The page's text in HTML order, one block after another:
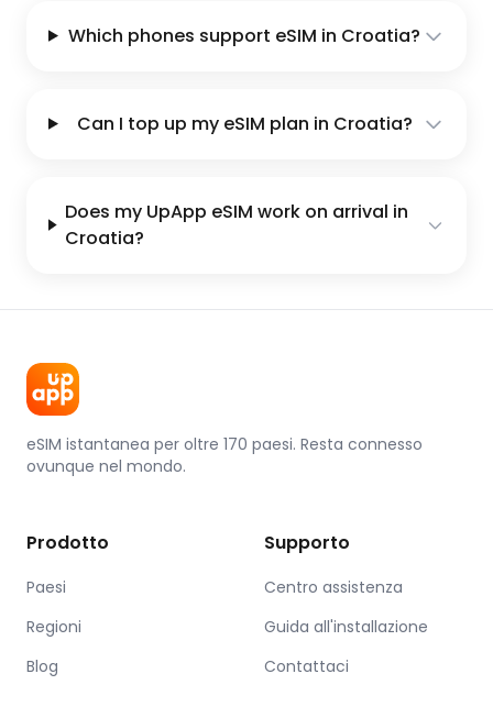
Which phones support eSIM in Croatia?
Can I top up my eSIM plan in Croatia?
Does my UpApp eSIM work on arrival in
Croatia?
eSIM istantanea per oltre 170 paesi. Resta connesso
ovunque nel mondo.
Prodotto
Paesi
Regioni
Blog
Supporto
Centro assistenza
Guida all'installazione
Contattaci